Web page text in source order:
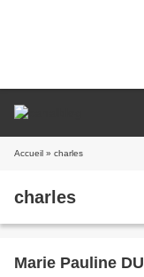
Accueil » charles
charles
Marie Pauline